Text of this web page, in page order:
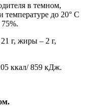
в темном,
температуре до 20° С
г, жиры – 2 г,
ккал/ 859 кДж.